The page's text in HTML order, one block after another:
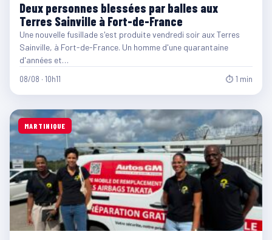
Deux personnes blessées par balles aux
Terres Sainville à Fort-de-France
Une nouvelle fusillade s'est produite vendredi soir aux Terres
Sainville, à Fort-de-France. Un homme d'une quarantaine
d'années et…
08/08 · 10h11 ⏱ 1 min
MARTINIQUE